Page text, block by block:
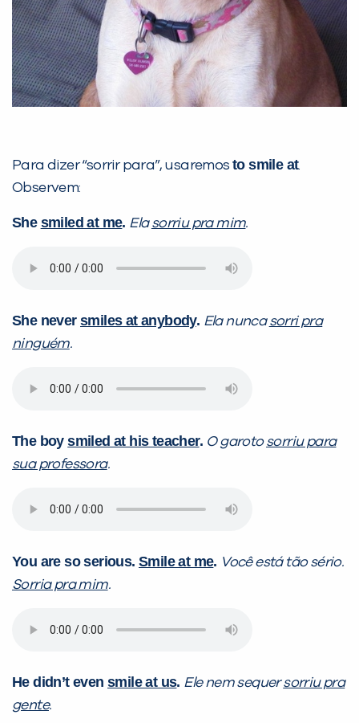
Para dizer “sorrir para”, usaremos to smile at.
Observem:
She smiled at me. Elasorriu pra mim.
She neversmiles at anybody. Ela nuncasorri pra
ninguém.
The boysmiled at his teacher. O garotosorriu para
sua professora.
You are so serious. Smile at me. Você está tão sério.
Sorria pra mim.
He didn’t even smile at us. Ele nem sequersorriu pra
gente.
VOLTAR